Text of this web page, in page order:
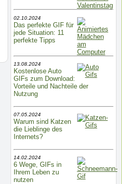
02.10.2024
Das perfekte GIF für
jede Situation: 11
perfekte Tipps
13.08.2024
Kostenlose Auto
GIFs zum Download:
Vorteile und Nachteile der
Nutzung
07.05.2024
Warum sind Katzen
die Lieblinge des
Internets?
14.02.2024
6 Wege, GIFs in
Ihrem Leben zu
nutzen